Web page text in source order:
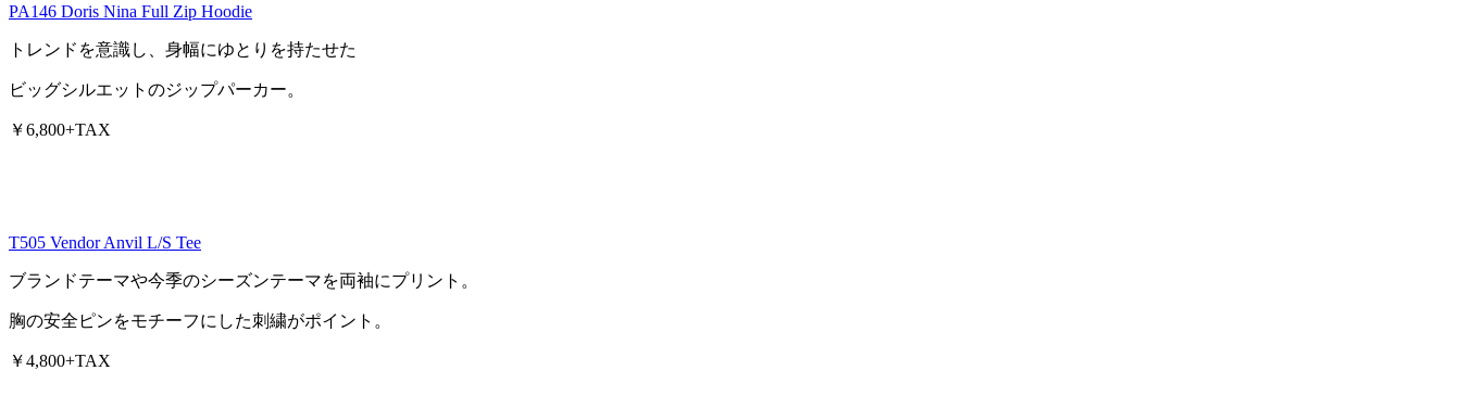
PA146 Doris Nina Full Zip Hoodie
トレンドを意識し、身幅にゆとりを持たせた
ビッグシルエットのジップパーカー。
￥6,800+TAX
T505 Vendor Anvil L/S Tee
ブランドテーマや今季のシーズンテーマを両袖にプリント。
胸の安全ピンをモチーフにした刺繍がポイント。
￥4,800+TAX